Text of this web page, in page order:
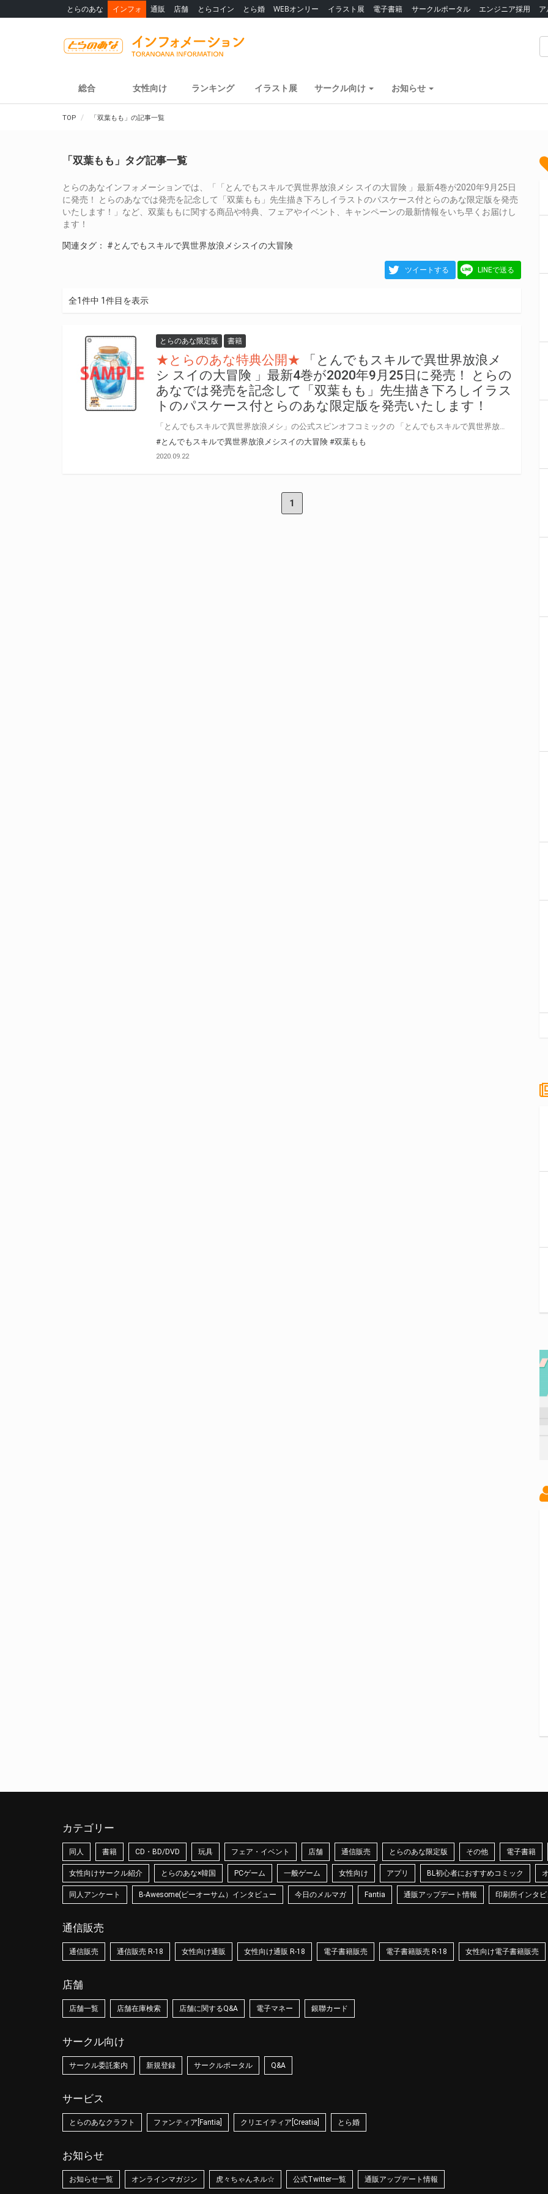
とらのあな インフォ 通販 店舗 とらコイン とら婚 WEBオンリー イラスト展 電子書籍 サークルポータル エンジニア採用
総合 女性向け ランキング イラスト展 サークル向け お知らせ
TOP 「双葉もも」の記事一覧
「双葉もも」タグ記事一覧
とらのあなインフォメーションでは、「「とんでもスキルで異世界放浪メシ スイの大冒険 」最新4巻が2020年9月25日
に発売！ とらのあなでは発売を記念して「双葉もも」先生描き下ろしイラストのパスケース付とらのあな限定版を発売
いたします！」など、双葉ももに関する商品や特典、フェアやイベント、キャンペーンの最新情報をいち早くお届けし
ます！
関連タグ： #とんでもスキルで異世界放浪メシスイの大冒険
ツイートする LINEで送る
全1件中 1件目を表示
とらのあな限定版 書籍
★とらのあな特典公開★
「とんでもスキルで異世界放浪メ
シ スイの大冒険 」最新4巻が2020年9月25日に発売！ とらの
あなでは発売を記念して「双葉もも」先生描き下ろしイラス
トのパスケース付とらのあな限定版を発売いたします！
#とんでもスキルで異世界放浪メシスイの大冒険 #双葉もも
2020.09.22
1
カテゴリー
同人 書籍 CD・BD/DVD 玩具 フェア・イベント 店舗 通信販売 とらのあな限定版 その他 電子書籍
女性向けサークル紹介 とらのあな×韓国 PCゲーム 一般ゲーム 女性向け アプリ BL初心者におすすめコミック
同人アンケート B-Awesome(ビーオーサム）インタビュー 今日のメルマガ Fantia 通販アップデート情報 印刷所インタ
通信販売
通信販売 通信販売 R-18 女性向け通販 女性向け通販 R-18 電子書籍販売 電子書籍販売 R-18 女性向け電子書籍販売
店舗
店舗一覧 店舗在庫検索 店舗に関するQ&A 電子マネー 銀聯カード
サークル向け
サークル委託案内 新規登録 サークルポータル Q&A
サービス
とらのあなクラフト ファンティア[Fantia] クリエイティア[Creatia] とら婚
お知らせ
お知らせ一覧 オンラインマガジン 虎々ちゃんネル☆ 公式Twitter一覧 通販アップデート情報